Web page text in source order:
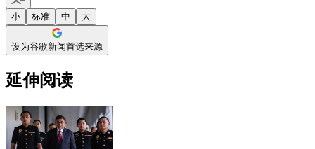
小 标准 中 大
设为谷歌新闻首选来源
延伸阅读